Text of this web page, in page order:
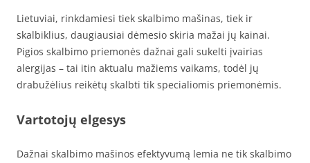
Lietuviai, rinkdamiesi tiek skalbimo mašinas, tiek ir
skalbiklius, daugiausiai dėmesio skiria mažai jų kainai.
Pigios skalbimo priemonės dažnai gali sukelti įvairias
alergijas – tai itin aktualu mažiems vaikams, todėl jų
drabužėlius reikėtų skalbti tik specialiomis priemonėmis.
Vartotojų elgesys
Dažnai skalbimo mašinos efektyvumą lemia ne tik skalbimo